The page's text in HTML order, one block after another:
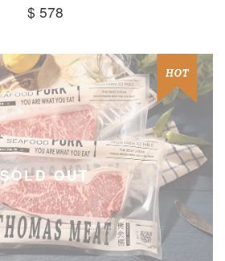
$ 578
SOLD OUT